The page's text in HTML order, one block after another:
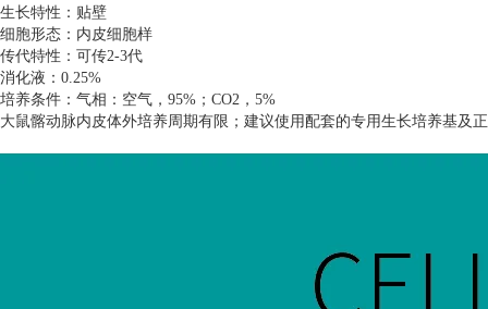
生长特性：贴壁
细胞形态：内皮细胞样
传代特性：可传2-3代
消化液： 0.25%
培养条件：气相：空气， 95% ； CO2 ， 5%
大鼠髂动脉内皮体外培养周期有限；建议使用配套的专用生长培养基及